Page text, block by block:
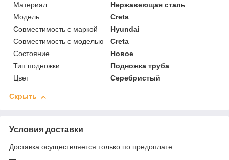
Материал
Нержавеющая сталь
Модель
Creta
Совместимость с маркой
Hyundai
Совместимость с моделью
Creta
Состояние
Новое
Тип подножки
Подножка труба
Цвет
Серебристый
Скрыть
Условия доставки
Доставка осуществляется только по предоплате.